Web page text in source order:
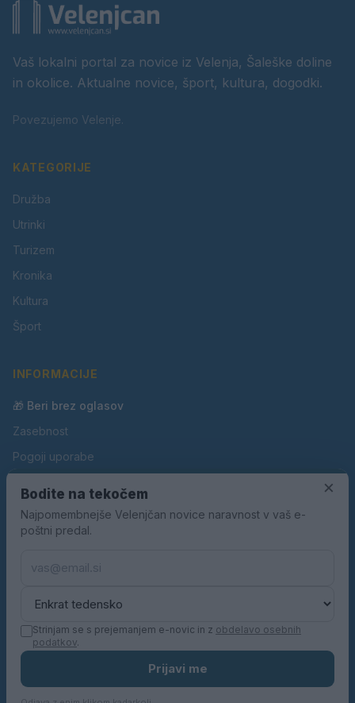
Vaš lokalni portal za novice iz Velenja, Šaleške doline
in okolice. Aktualne novice, šport, kultura, dogodki.
Povezujemo Velenje.
KATEGORIJE
Družba
Utrinki
Turizem
Kronika
Kultura
Šport
INFORMACIJE
🎁 Beri brez oglasov
Zasebnost
Pogoji uporabe
Oglaševanje
Kontakt
KN MEDIA d.o.o.
×
Bodite na tekočem
Najpomembnejše Velenjčan novice naravnost v vaš e-
poštni predal.
Strinjam se s prejemanjem e-novic in z obdelavo osebnih
podatkov.
Prijavi me